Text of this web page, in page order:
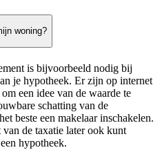
woning?
is bijvoorbeeld nodig bij
je hypotheek. Er zijn op internet
een idee van de waarde te
schatting van de
beste een makelaar inschakelen.
de taxatie later ook kunt
hypotheek.